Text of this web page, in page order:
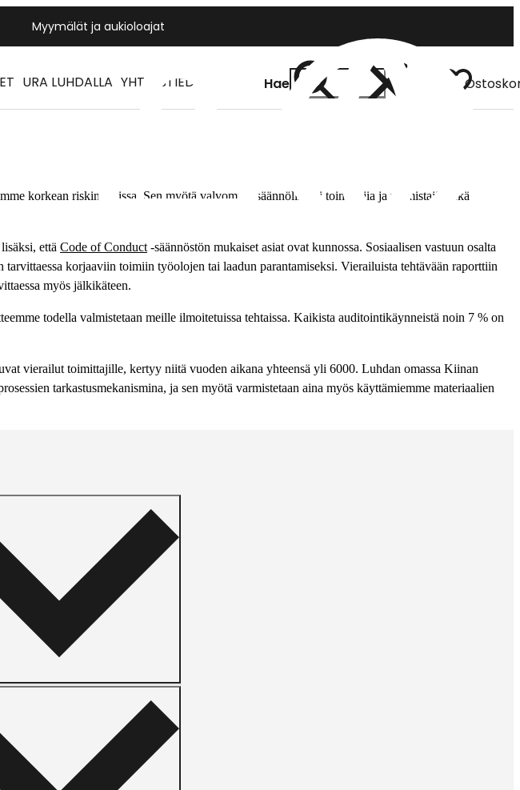
Myymälät ja aukioloajat
URA LUHDALLA YHTEYSTIEDOT Hae
korkean riskin maissa. Sen myötä valvomme säännöllisesti toimittajia ja valmistajia sekä
että Code of Conduct -säännöstön mukaiset asiat ovat kunnossa. Sosiaalisen vastuun osalta
korjaaviin toimiin työolojen tai laadun parantamiseksi. Vierailuista tehtävään raporttiin
myös jälkikäteen.
todella valmistetaan meille ilmoitetuissa tehtaissa. Kaikista auditointikäynneistä noin 7 % on
vierailut toimittajille, kertyy niitä vuoden aikana yhteensä yli 6000. Luhdan omassa Kiinan
tarkastusmekanismina, ja sen myötä varmistetaan aina myös käyttämiemme materiaalien